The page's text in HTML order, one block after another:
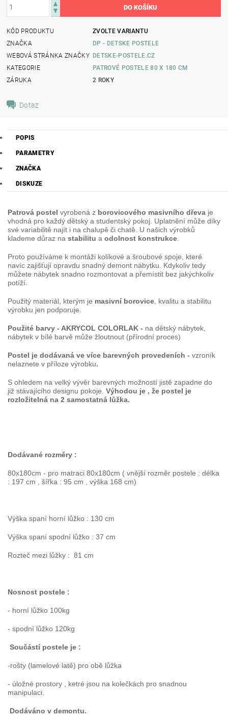
KÓD PRODUKTU
ZVOLTE VARIANTU
ZNAČKA
DP - DETSKE POSTELE
WEBOVÁ STRÁNKA ZNAČKY DETSKE-POSTELE.CZ
KATEGORIE
PATROVÉ POSTELE 80 X 180 CM
ZÁRUKA
2 ROKY
Dotaz
POPIS
PARAMETRY
ZNAČKA
DISKUZE
Patrová postel vyrobená z borovicového masivního dřeva je
vhodná pro každý dětský a studentský pokoj. Uplatnění může díky
své variabilitě najít i na chalupě či chatě. U našich výrobků
klademe důraz na stabilitu a odolnost konstrukce
Proto používáme k montáži kolíkové a šroubové spoje, které
navíc zajišťují opravdu snadný demont nábytku. Kdykoliv tedy
můžete nábytek snadno rozmontovat a přemístit bez jakýchkoliv
potíží.
Použitý materiál, kterým je masivní borovice , kvalitu a stabilitu
výrobku jen podporuje.
Použité barvy - AKRYCOL COLORLAK - na dětský nábytek,
nábytek v bílé barvě může žloutnout (přírodní proces)
Postel je dodávaná ve více barevných provedeních - vzroník
nelaznete v příloze výrobku.
S ohledem na velký vývěr barevných možností jistě zapadne do
již stávajícího designu pokoje. Výhodou je , že postel je
rozložitelná na 2 samostatná lůžka.
Dodávané rozměry :
80x180cm - pro matraci 80x180cm ( vnější rozměr postele : délka
: 197 cm , šířka : 95 cm , výška 168 cm)
Výška spaní horní lůžko : 130 cm
Výška spaní spodní lůžko : 37 cm
Rozteč mezi lůžky : 81 cm
Nosnost postele :
- horní lůžko 100kg
- spodní lůžko 120kg
Součástí postele je :
-rošty (lamelové latě) pro obě lůžka
- úložné prostory , ketré jsou na kolečkách pro snadnou
manipulaci.
Dodáváno v demontu.